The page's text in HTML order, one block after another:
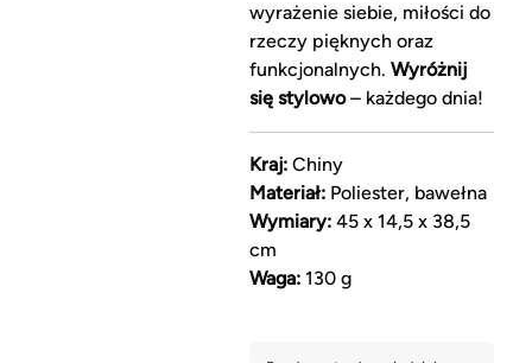
wyrażenie siebie, miłości do
rzeczy pięknych oraz
funkcjonalnych. Wyróżnij
się stylowo– każdego dnia!
Kraj:Chiny
Materiał:Poliester, bawełna
Wymiary:45 x 14,5 x 38,5
cm
Waga:130 g